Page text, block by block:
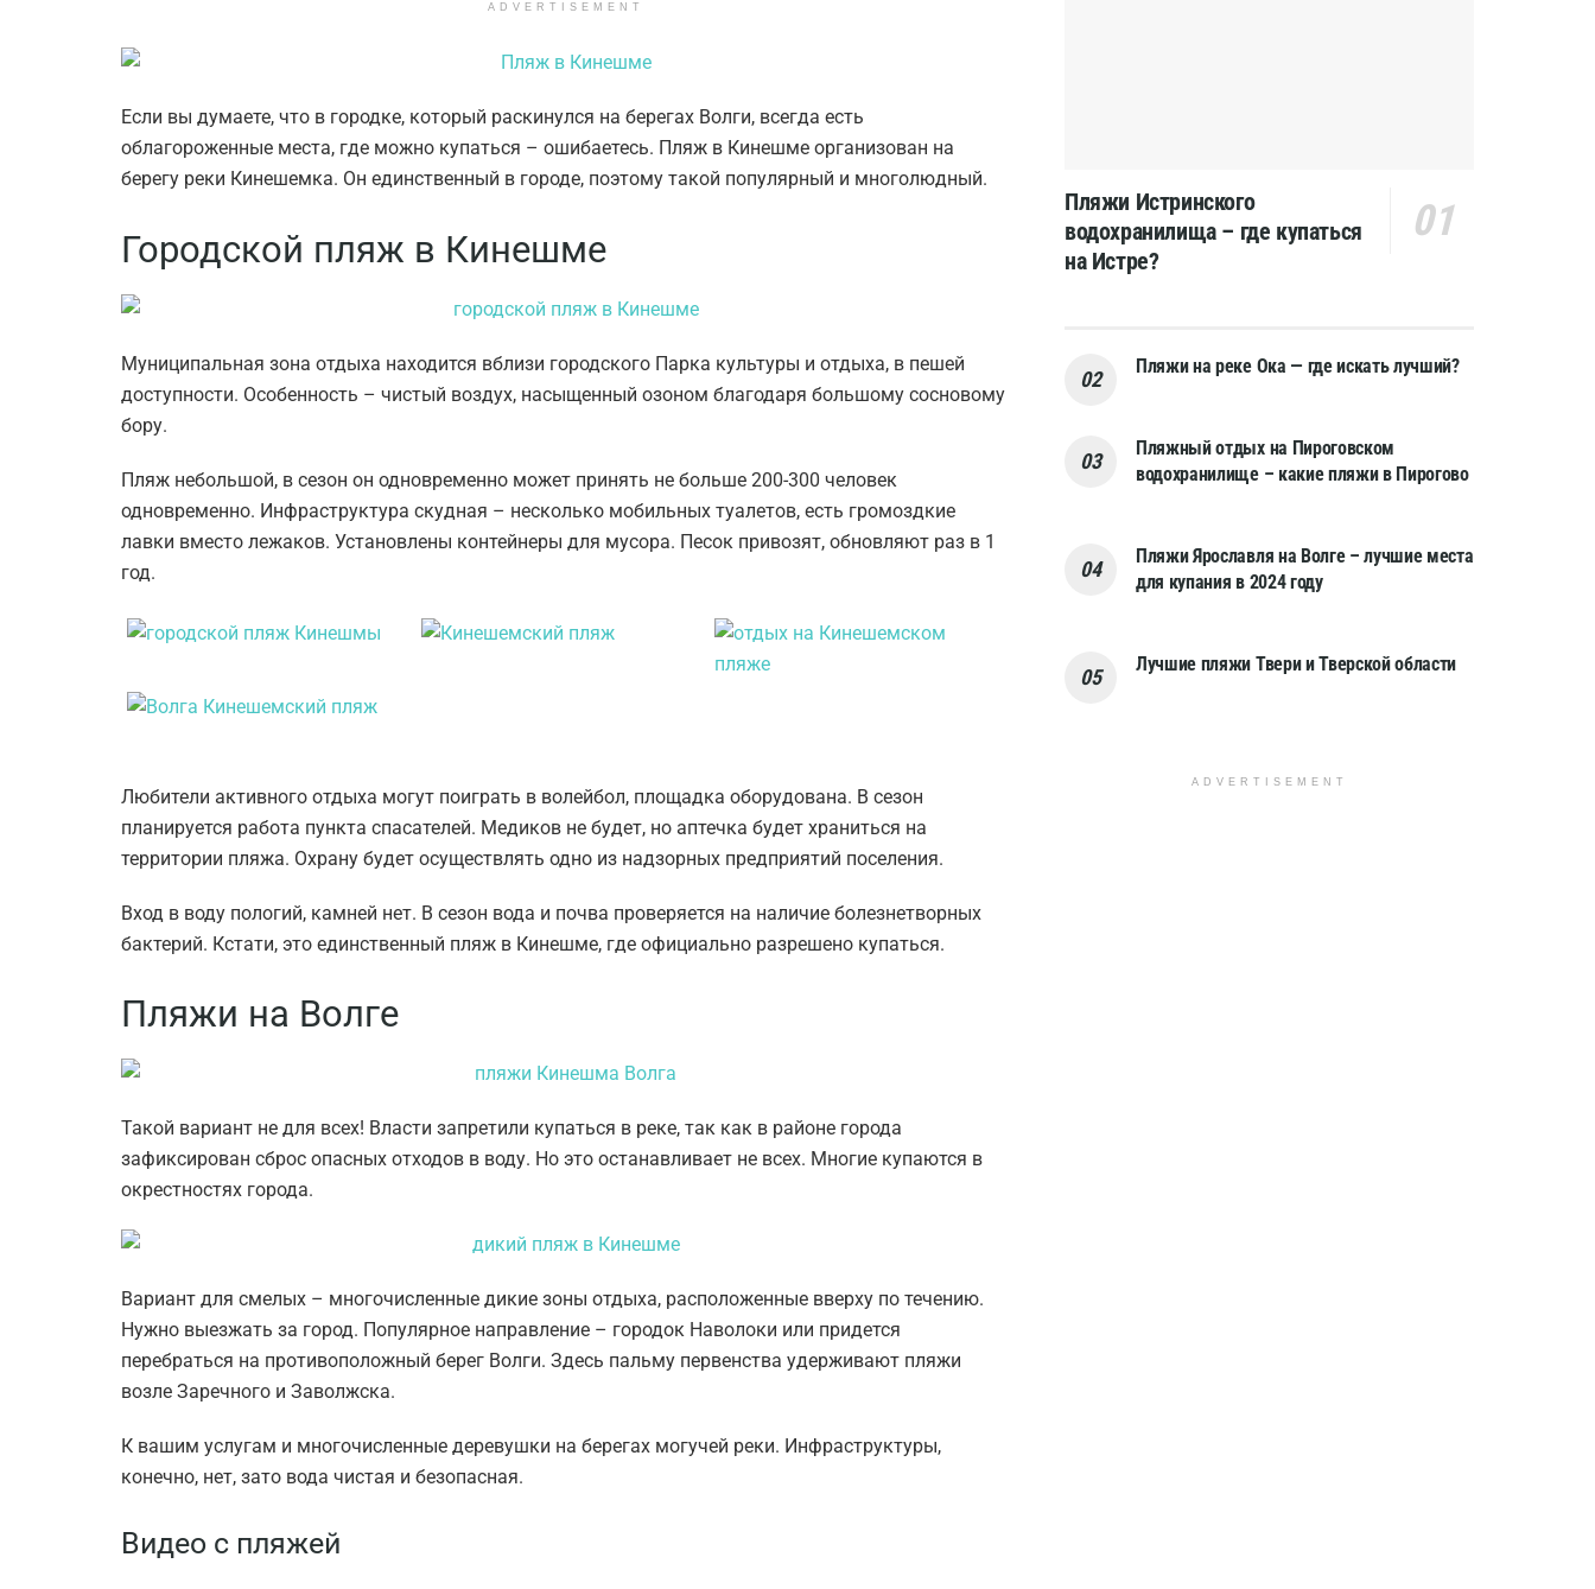
ADVERTISEMENT
Если вы думаете, что в городке, который раскинулся на берегах Волги, всегда есть
облагороженные места, где можно купаться – ошибаетесь. Пляж в Кинешме организован на
берегу реки Кинешемка. Он единственный в городе, поэтому такой популярный и многолюдный.
Городской пляж в Кинешме
Муниципальная зона отдыха находится вблизи городского Парка культуры и отдыха, в пешей
доступности. Особенность – чистый воздух, насыщенный озоном благодаря большому сосновому
бору.
Пляж небольшой, в сезон он одновременно может принять не больше 200-300 человек
одновременно. Инфраструктура скудная – несколько мобильных туалетов, есть громоздкие
лавки вместо лежаков. Установлены контейнеры для мусора. Песок привозят, обновляют раз в 1
год.
Любители активного отдыха могут поиграть в волейбол, площадка оборудована. В сезон
планируется работа пункта спасателей. Медиков не будет, но аптечка будет храниться на
территории пляжа. Охрану будет осуществлять одно из надзорных предприятий поселения.
Вход в воду пологий, камней нет. В сезон вода и почва проверяется на наличие болезнетворных
бактерий. Кстати, это единственный пляж в Кинешме, где официально разрешено купаться.
Пляжи на Волге
Такой вариант не для всех! Власти запретили купаться в реке, так как в районе города
зафиксирован сброс опасных отходов в воду. Но это останавливает не всех. Многие купаются в
окрестностях города.
Вариант для смелых – многочисленные дикие зоны отдыха, расположенные вверху по течению.
Нужно выезжать за город. Популярное направление – городок Наволоки или придется
перебраться на противоположный берег Волги. Здесь пальму первенства удерживают пляжи
возле Заречного и Заволжска.
К вашим услугам и многочисленные деревушки на берегах могучей реки. Инфраструктуры,
конечно, нет, зато вода чистая и безопасная.
Видео с пляжей
Пляжи Истринского
водохранилища – где купаться
на Истре?
Пляжи на реке Ока — где искать лучший?
Пляжный отдых на Пироговском
водохранилище – какие пляжи в Пирогово
Пляжи Ярославля на Волге – лучшие места
для купания в 2024 году
Лучшие пляжи Твери и Тверской области
ADVERTISEMENT